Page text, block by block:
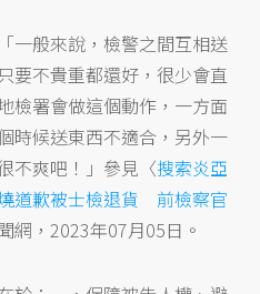
一般來說，檢警之間互相送
要不貴重都還好，很少會直
檢署會做這個動作，一方面
時候送東西不適合，另外一
不爽吧！」參見〈搜索炎亞
道歉被士檢退貨 前檢察官
網，2023年07月05日。